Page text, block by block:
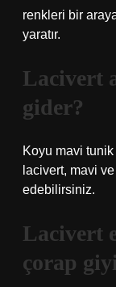
renkleri bir
yaratır.
Lacivert
gider?
Koyu mavi
lacivert, mavi
edebilirsiniz.
Lacivert
çorap